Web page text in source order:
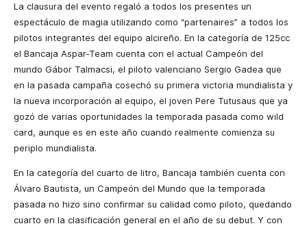
La clausura del evento regaló a todos los presentes un
espectáculo de magia utilizando como “partenaires” a todos los
pilotos integrantes del equipo alcireño. En la categoría de 125cc
el Bancaja Aspar-Team cuenta con el actual Campeón del
mundo Gábor Talmacsi, el piloto valenciano Sergio Gadea que
en la pasada campaña cosechó su primera victoria mundialista y
la nueva incorporación al equipo, el joven Pere Tutusaus que ya
gozó de varias oportunidades la temporada pasada como wild
card, aunque es en este año cuando realmente comienza su
periplo mundialista.
En la categoría del cuarto de litro, Bancaja también cuenta con
Álvaro Bautista, un Campeón del Mundo que la temporada
pasada no hizo sino confirmar su calidad como piloto, quedando
cuarto en la clasificación general en el año de su debut. Y con